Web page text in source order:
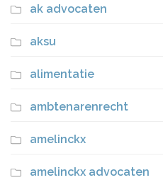
ak advocaten
aksu
alimentatie
ambtenarenrecht
amelinckx
amelinckx advocaten